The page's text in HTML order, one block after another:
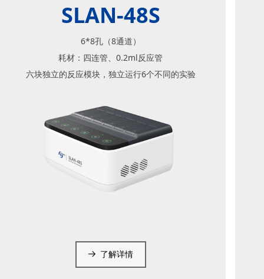
SLAN-48S
6*8孔（8通道）
耗材：四连管、0.2ml反应管
六块独立的反应模块，独立运行6个不同的实验
뀠 了解详情